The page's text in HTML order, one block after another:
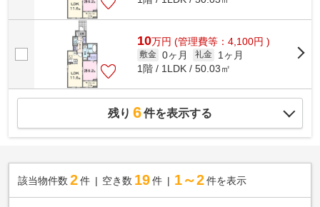
10万円 (管理費等：4,100円 )
敷金 0ヶ月 礼金
1ヶ月
1階 / 1LDK / 50.03㎡
残り 6件を表示する
該当物件数 2件 空き数 19 件 1～2 件を表示